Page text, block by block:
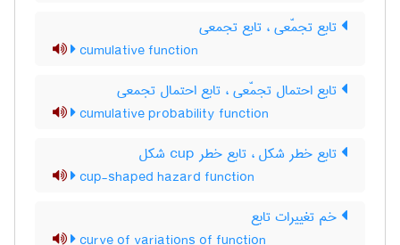
تابع تجمّعی ، تابع تجمعی
cumulative function
تابع احتمال تجمّعی ، تابع احتمال تجمعی
cumulative probability function
تابع خطر شکل ، تابع خطر ‌c‌u‌p شکل
cup-shaped hazard function
خم تغییرات تابع